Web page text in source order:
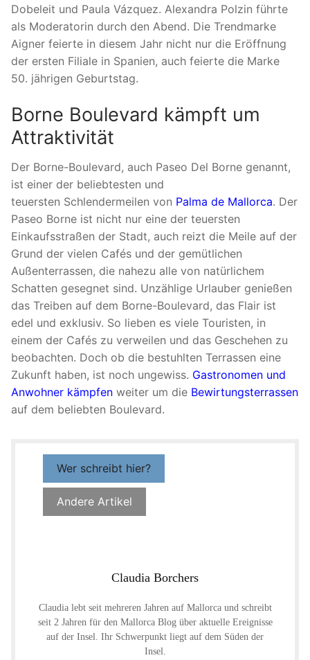
Dobeleit und Paula Vázquez. Alexandra Polzin führte
als Moderatorin durch den Abend. Die Trendmarke
Aigner feierte in diesem Jahr nicht nur die Eröffnung
der ersten Filiale in Spanien, auch feierte die Marke
50. jährigen Geburtstag.
Borne Boulevard kämpft um
Attraktivität
Der Borne-Boulevard, auch Paseo Del Borne genannt,
ist einer der beliebtesten und
teuersten Schlendermeilen von Palma de Mallorca. Der
Paseo Borne ist nicht nur eine der teuersten
Einkaufsstraßen der Stadt, auch reizt die Meile auf der
Grund der vielen Cafés und der gemütlichen
Außenterrassen, die nahezu alle von natürlichem
Schatten gesegnet sind. Unzählige Urlauber genießen
das Treiben auf dem Borne-Boulevard, das Flair ist
edel und exklusiv. So lieben es viele Touristen, in
einem der Cafés zu verweilen und das Geschehen zu
beobachten. Doch ob die bestuhlten Terrassen eine
Zukunft haben, ist noch ungewiss. Gastronomen und
Anwohner kämpfen weiter um die Bewirtungsterrassen
auf dem beliebten Boulevard.
Wer schreibt hier?
Andere Artikel
Claudia Borchers
Claudia lebt seit mehreren Jahren auf Mallorca und schreibt
seit 2 Jahren für den Mallorca Blog über aktuelle Ereignisse
auf der Insel. Ihr Schwerpunkt liegt auf dem Süden der
Insel.